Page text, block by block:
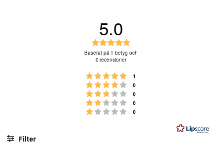
Betyg: 5 utav 5 stjärnor
1
Betyg: 4 utav 5 stjärnor
0
Betyg: 3 utav 5 stjärnor
0
Betyg: 2 utav 5 stjärnor
0
Betyg: 1 utav 5 stjärnor
0
5.0
e
y
g
5
Baserat på 1 betyg och
0 recensioner
Filter